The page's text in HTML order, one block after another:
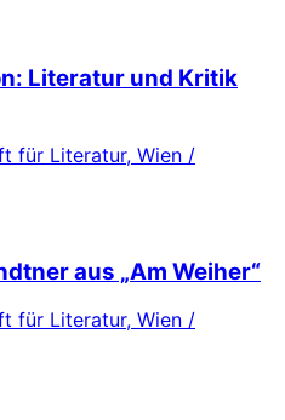
Literatur und Kritik
für Literatur, Wien /
aus „Am Weiher“
für Literatur, Wien /